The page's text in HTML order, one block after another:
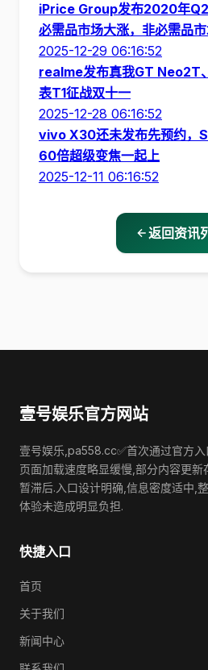
iPrice Group发布2020年Q2
必需品市场大涨，非必需品
2025-12-29 06:16:52
realme发布真我GT Neo2T
表T1征战双十一
2025-12-28 06:16:52
vivo X30还未发布先预约，
60倍超级变焦一起上
2025-12-11 06:16:52
返回资讯
壹号娱乐官方网站
壹号娱乐,pa558.cc✅首次通过官方入
页面加载速度略显缓慢,部分内容更新
暂滞后.入口设计明确,信息密度适中,
体验未造成明显负担.
快捷入口
首页
关于我们
新闻中心